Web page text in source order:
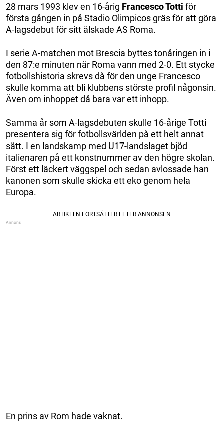
28 mars 1993 klev en 16-årig Francesco Totti för
första gången in på Stadio Olimpicos gräs för att göra
A-lagsdebut för sitt älskade AS Roma.
I serie A-matchen mot Brescia byttes tonåringen in i
den 87:e minuten när Roma vann med 2-0. Ett stycke
fotbollshistoria skrevs då för den unge Francesco
skulle komma att bli klubbens störste profil någonsin.
Även om inhoppet då bara var ett inhopp.
Samma år som A-lagsdebuten skulle 16-årige Totti
presentera sig för fotbollsvärlden på ett helt annat
sätt. I en landskamp med U17-landslaget bjöd
italienaren på ett konstnummer av den högre skolan.
Först ett läckert väggspel och sedan avlossade han
kanonen som skulle skicka ett eko genom hela
Europa.
En prins av Rom hade vaknat.